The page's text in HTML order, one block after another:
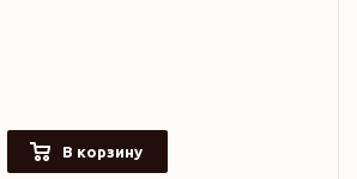
В корзину